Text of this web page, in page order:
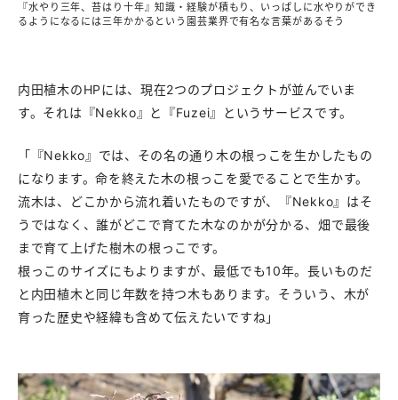
『水やり三年、苔はり十年』知識・経験が積もり、いっぱしに水やりができ
るようになるには三年かかるという園芸業界で有名な言葉があるそう
内田植木のHPには、現在2つのプロジェクトが並んでいま
す。それは『Nekko』と『Fuzei』というサービスです。
「『Nekko』では、その名の通り木の根っこを生かしたもの
になります。命を終えた木の根っこを愛でることで生かす。
流木は、どこかから流れ着いたものですが、『Nekko』はそ
うではなく、誰がどこで育てた木なのかが分かる、畑で最後
まで育て上げた樹木の根っこです。
根っこのサイズにもよりますが、最低でも10年。長いものだ
と内田植木と同じ年数を持つ木もあります。そういう、木が
育った歴史や経緯も含めて伝えたいですね」